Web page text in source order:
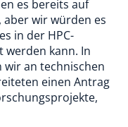
es bereits auf
aber wir würden es
in der HPC-
werden kann. In
wir an technischen
einen Antrag